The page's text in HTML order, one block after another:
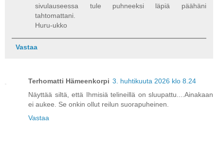
sivulauseessa tule puhneeksi läpiä päähäni
tahtomattani.
Huru-ukko
Vastaa
Terhomatti Hämeenkorpi 3. huhtikuuta 2026 klo 8.24
Näyttää siltä, että Ihmisiä telineillä on sluupattu....Ainakaan
ei aukee. Se onkin ollut reilun suorapuheinen.
Vastaa